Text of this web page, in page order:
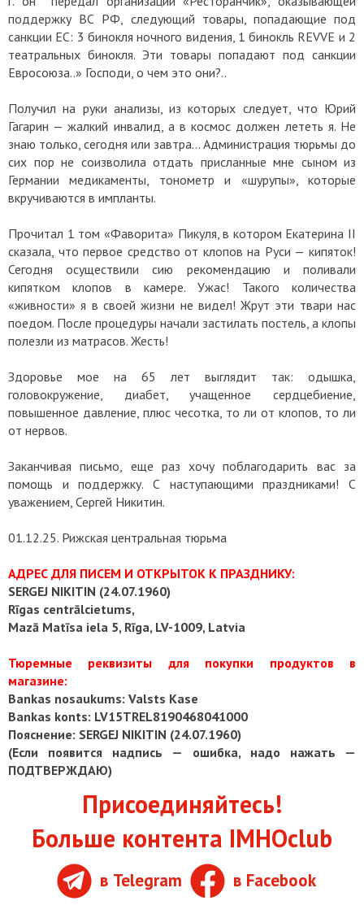
поддержку ВС РФ, следующий товары, попадающие под
санкции ЕС: 3 бинокля ночного видения, 1 бинокль REVVE и 2
театральных бинокля. Эти товары попадают под санкции
Евросоюза..» Господи, о чем это они?..
Получил на руки анализы, из которых следует, что Юрий
Гагарин — жалкий инвалид, а в космос должен лететь я. Не
знаю только, сегодня или завтра… Администрация тюрьмы до
сих пор не соизволила отдать присланные мне сыном из
Германии медикаменты, тонометр и «шурупы», которые
вкручиваются в импланты.
Прочитал 1 том «Фаворита» Пикуля, в котором Екатерина II
сказала, что первое средство от клопов на Руси — кипяток!
Сегодня осуществили сию рекомендацию и поливали
кипятком клопов в камере. Ужас! Такого количества
«живности» я в своей жизни не видел! Жрут эти твари нас
поедом. После процедуры начали застилать постель, а клопы
полезли из матрасов. Жесть!
Здоровье мое на 65 лет выглядит так: одышка,
головокружение, диабет, учащенное сердцебиение,
повышенное давление, плюс чесотка, то ли от клопов, то ли
от нервов.
Заканчивая письмо, еще раз хочу поблагодарить вас за
помощь и поддержку. С наступающими праздниками! С
уважением, Сергей Никитин.
01.12.25. Рижская центральная тюрьма
АДРЕС ДЛЯ ПИСЕМ И ОТКРЫТОК К ПРАЗДНИКУ:
SERGEJ NIKITIN (24.07.1960)
Rīgas centrālcietums,
Mazā Matīsa iela 5, Rīga, LV-1009, Latvia
Тюремные реквизиты для покупки продуктов в
магазине:
Bankas nosaukums: Valsts Kase
Bankas konts: LV15TREL8190468041000
Пояснение: SERGEJ NIKITIN (24.07.1960)
(Если появится надпись — ошибка, надо нажать —
ПОДТВЕРЖДАЮ)
Присоединяйтесь!
Больше контента IMHOclub
в Telegram в Facebook